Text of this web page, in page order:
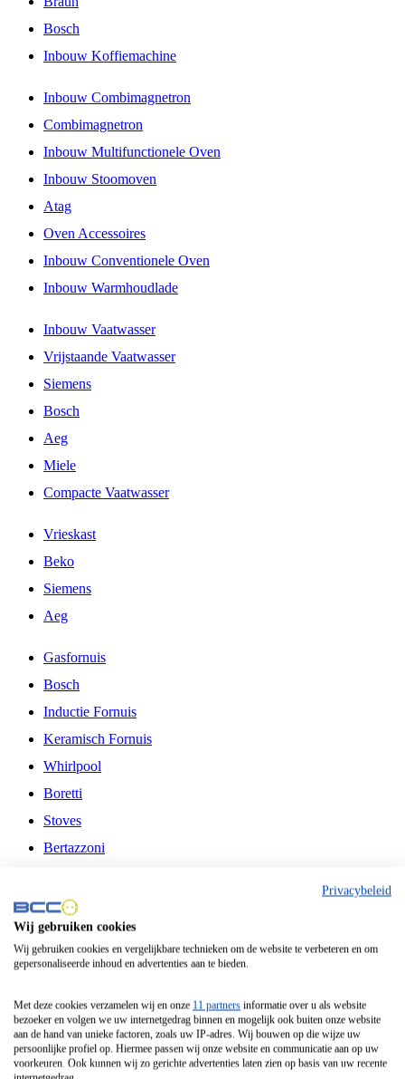
Bosch
Inbouw Koffiemachine
Inbouw Combimagnetron
Combimagnetron
Inbouw Multifunctionele Oven
Inbouw Stoomoven
Atag
Oven Accessoires
Inbouw Conventionele Oven
Inbouw Warmhoudlade
Inbouw Vaatwasser
Vrijstaande Vaatwasser
Siemens
Bosch
Aeg
Miele
Compacte Vaatwasser
Vrieskast
Beko
Siemens
Aeg
Gasfornuis
Bosch
Inductie Fornuis
Keramisch Fornuis
Whirlpool
Boretti
Stoves
Bertazzoni
Fitelli
Airfryer
Frituurpan
Contactgrill
Broodbakmachine
Broodrooster
Privacybeleid
Wij gebruiken cookies
Wij gebruiken cookies en vergelijkbare technieken om de website te verbeteren en om
gepersonaliseerde inhoud en advertenties aan te bieden.
Met deze cookies verzamelen wij en onze 11 partners informatie over u als website
bezoeker en volgen we uw internetgedrag binnen en mogelijk ook buiten onze website
aan de hand van unieke factoren, zoals uw IP-adres. Wij bouwen op die wijze uw
persoonlijke profiel op. Hiermee passen wij onze website en communicatie aan op uw
voorkeuren. Ook kunnen wij zo gerichte advertenties laten zien op basis van uw recente